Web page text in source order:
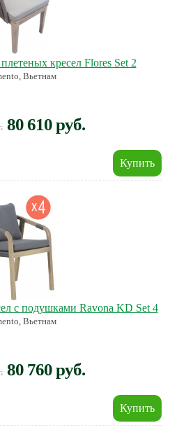
кресел Flores Set 2
Вьетнам
80 610 руб.
с подушками Ravona KD Set 4
Вьетнам
80 760 руб.